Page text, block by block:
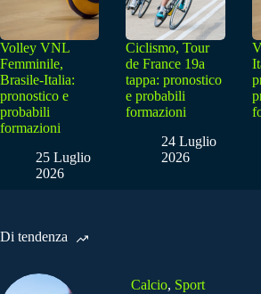
Volley VNL
Femminile,
Brasile-Italia:
pronostico e
probabili
formazioni
25 Luglio
2026
Ciclismo, Tour
de France 19a
tappa: pronostico
e probabili
formazioni
24 Luglio
2026
Di tendenza
Calcio, Sport